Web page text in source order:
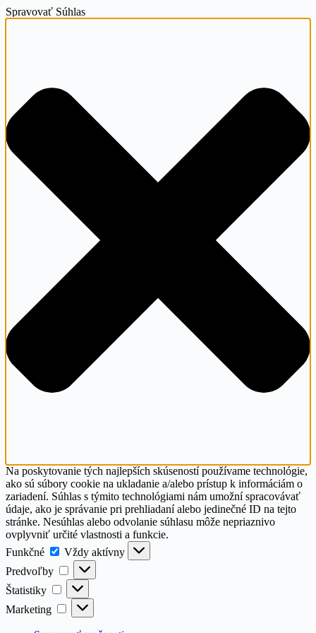
Spravovať Súhlas
Na poskytovanie tých najlepších skúseností používame technológie,
ako sú súbory cookie na ukladanie a/alebo prístup k informáciám o
zariadení. Súhlas s týmito technológiami nám umožní spracovávať
údaje, ako je správanie pri prehliadaní alebo jedinečné ID na tejto
stránke. Nesúhlas alebo odvolanie súhlasu môže nepriaznivo
ovplyvniť určité vlastnosti a funkcie.
Funkčné
Funkčné
Vždy aktívny
Predvoľby
Predvoľby
Štatistiky Štatistiky
Marketing Marketing